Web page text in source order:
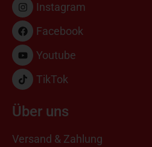
Instagram
Facebook
Youtube
TikTok
Über uns
Versand & Zahlung